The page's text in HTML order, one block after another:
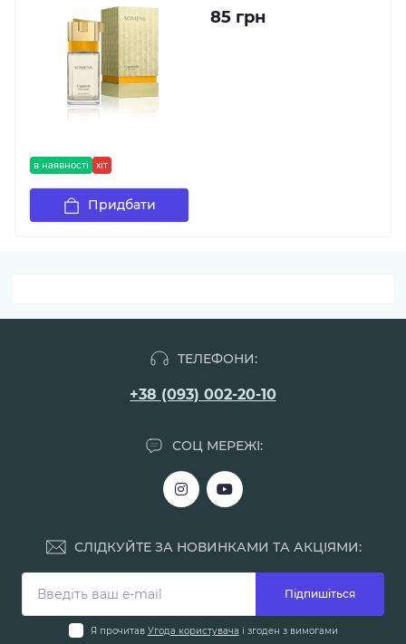
в наявності хіт
85 грн
Придбати
ТЕЛЕФОНИ:
+38 (093) 002-20-10
СОЦ МЕРЕЖІ:
СЛІДКУЙТЕ ЗА НОВИНКАМИ ТА АКЦІЯМИ:
Підпишіться
Я прочитав Угода користувача і згоден з вимогами